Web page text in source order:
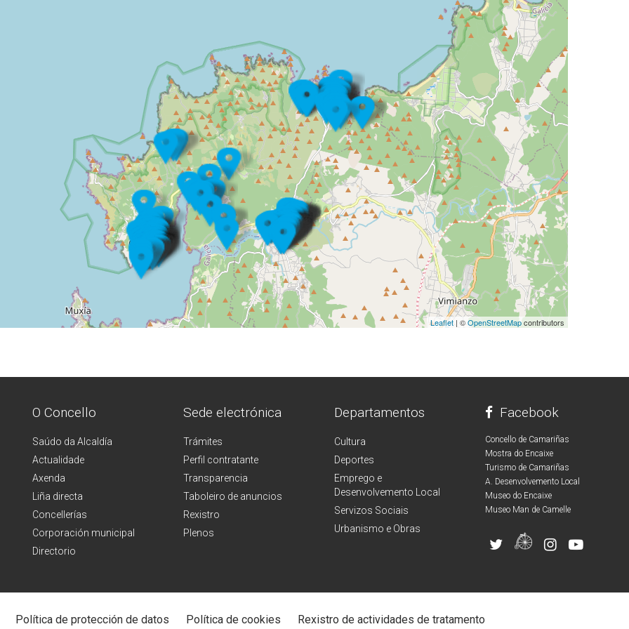
Leaflet | ©OpenStreetMapcontributors
O Concello
Saúdo da Alcaldía
Actualidade
Axenda
Liña directa
Concellerías
Corporación municipal
Directorio
Sede electrónica
Trámites
Perfil contratante
Transparencia
Taboleiro de anuncios
Rexistro
Plenos
Departamentos
Cultura
Deportes
Emprego e
Desenvolvemento Local
Servizos Sociais
Urbanismo e Obras
Facebook
Concello de Camariñas
Mostra do Encaixe
Turismo de Camariñas
A. Desenvolvemento Local
Museo do Encaixe
Museo Man de Camelle
Política de protección de datos Política de cookies Rexistro de actividades de tratamento